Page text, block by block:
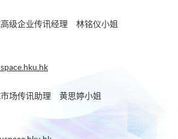
级企业传讯经理 林铭仪小姐
场传讯助理 黄思婷小姐